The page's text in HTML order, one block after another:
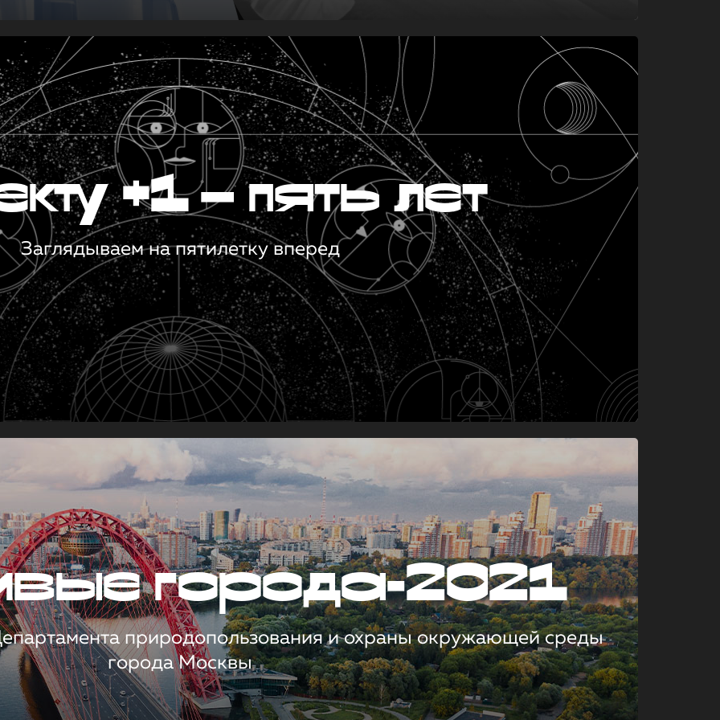
+1 — пять лет
Заглядываем на пятилетку вперед
города-2021
природопользования и охраны окружающей среды
города Москвы